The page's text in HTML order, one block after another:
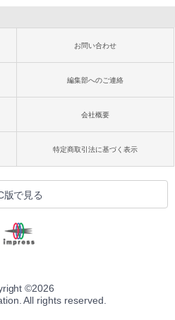
お問い合わせ
編集部へのご連絡
会社概要
特定商取引法に基づく表示
版で見る
©2026
All rights reserved.